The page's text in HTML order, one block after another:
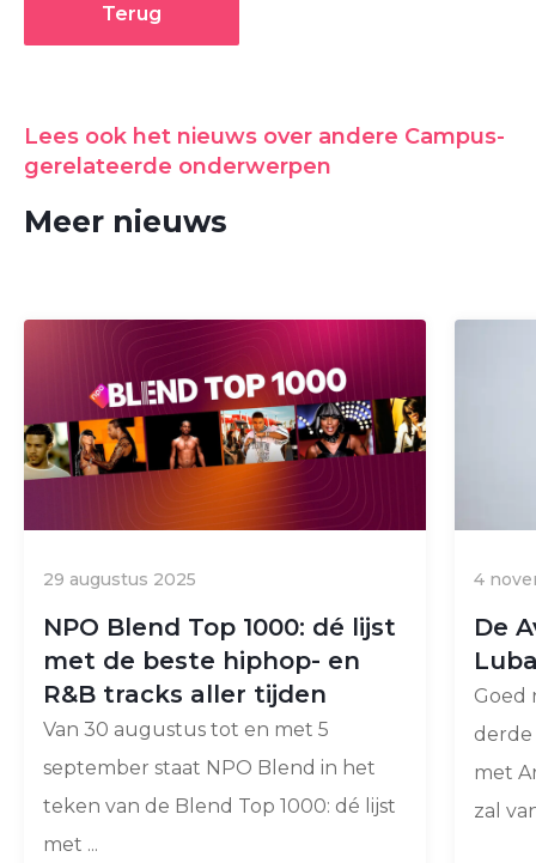
Terug
Lees ook het nieuws over andere Campus-
gerelateerde onderwerpen
Meer nieuws
29 augustus 2025
NPO Blend Top 1000: dé lijst
met de beste hiphop- en
R&B tracks aller tijden
Van 30 augustus tot en met 5
september staat NPO Blend in het
teken van de Blend Top 1000: dé lijst
met ...
4
De
Goed
derde
met
zal